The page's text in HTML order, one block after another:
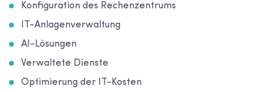
Konfiguration des Rechenzentrums
IT-Anlagenverwaltung
AI-Lösungen
Verwaltete Dienste
Optimierung der IT-Kosten